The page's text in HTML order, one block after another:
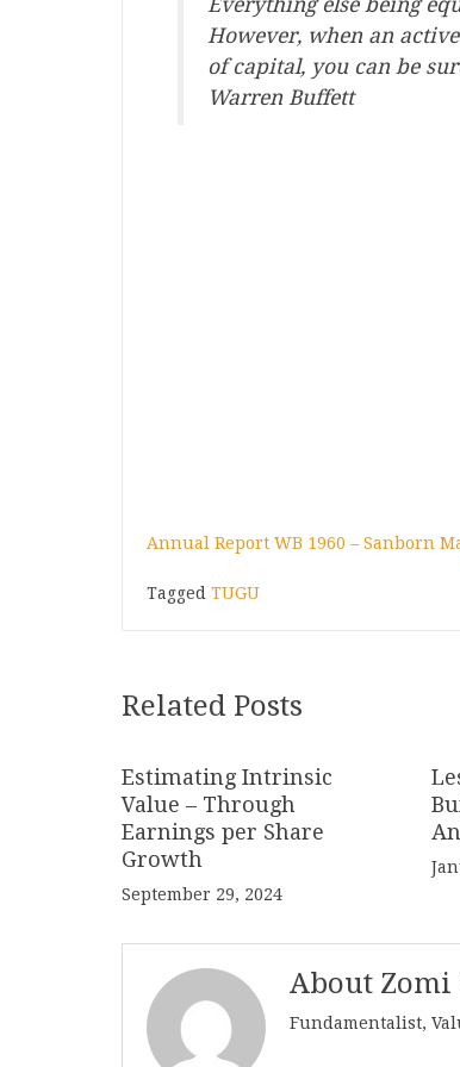
Everything else being
However, when an
of capital, you can be
Warren Buffett
Annual Report WB 1960 – Sanborn
Tagged TUGU
Related Posts
Estimating Intrinsic
Value – Through
Earnings per Share
Growth
September 29, 2024
About
Fundamentalist,